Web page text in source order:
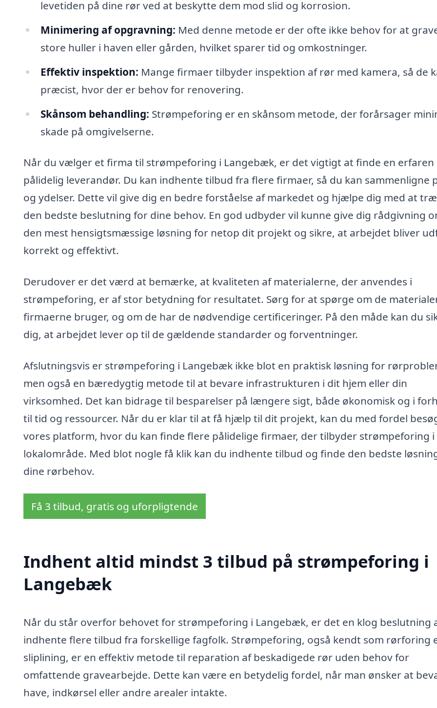
levetiden på dine rør ved at beskytte dem mod slid og korrosion.
Minimering af opgravning: Med denne metode er der ofte ikke behov for at
store huller i haven eller gården, hvilket sparer tid og omkostninger.
Effektiv inspektion: Mange firmaer tilbyder inspektion af rør med kamera, så de
præcist, hvor der er behov for renovering.
Skånsom behandling: Strømpeforing er en skånsom metode, der forårsager
skade på omgivelserne.
Når du vælger et firma til strømpeforing i Langebæk, er det vigtigt at finde en erfaren
pålidelig leverandør. Du kan indhente tilbud fra flere firmaer, så du kan sammenligne
og ydelser. Dette vil give dig en bedre forståelse af markedet og hjælpe dig med at
den bedste beslutning for dine behov. En god udbyder vil kunne give dig rådgivning
den mest hensigtsmæssige løsning for netop dit projekt og sikre, at arbejdet bliver
korrekt og effektivt.
Derudover er det værd at bemærke, at kvaliteten af materialerne, der anvendes i
strømpeforing, er af stor betydning for resultatet. Sørg for at spørge om de
firmaerne bruger, og om de har de nødvendige certificeringer. På den måde kan du
dig, at arbejdet lever op til de gældende standarder og forventninger.
Afslutningsvis er strømpeforing i Langebæk ikke blot en praktisk løsning for
men også en bæredygtig metode til at bevare infrastrukturen i dit hjem eller din
virksomhed. Det kan bidrage til besparelser på længere sigt, både økonomisk og i
til tid og ressourcer. Når du er klar til at få hjælp til dit projekt, kan du med fordel
vores platform, hvor du kan finde flere pålidelige firmaer, der tilbyder strømpeforing
lokalområde. Med blot nogle få klik kan du indhente tilbud og finde den bedste
dine rørbehov.
Få 3 tilbud, gratis og uforpligtende
Indhent altid mindst 3 tilbud på strømpeforing i
Langebæk
Når du står overfor behovet for strømpeforing i Langebæk, er det en klog beslutning
indhente flere tilbud fra forskellige fagfolk. Strømpeforing, også kendt som rørforing
sliplining, er en effektiv metode til reparation af beskadigede rør uden behov for
omfattende gravearbejde. Dette kan være en betydelig fordel, når man ønsker at
have, indkørsel eller andre arealer intakte.